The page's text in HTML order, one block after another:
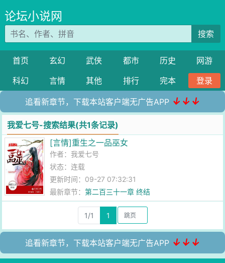
论坛小说网
搜索
首页 玄幻 武侠 都市 历史
网游
科幻
言情 其他 排行 完本 登录
追看新章节，下载本站客户端无广告APP ↓↓↓
我爱七号-搜索结果(共1条记录)
[言情]重生之一品巫女
作者：我爱七号
状态：连载
更新时间：09-27 07:32:31
最新章节：第二百三十一章 终结
1/1 1
追看新章节，下载本站客户端无广告APP ↓↓↓